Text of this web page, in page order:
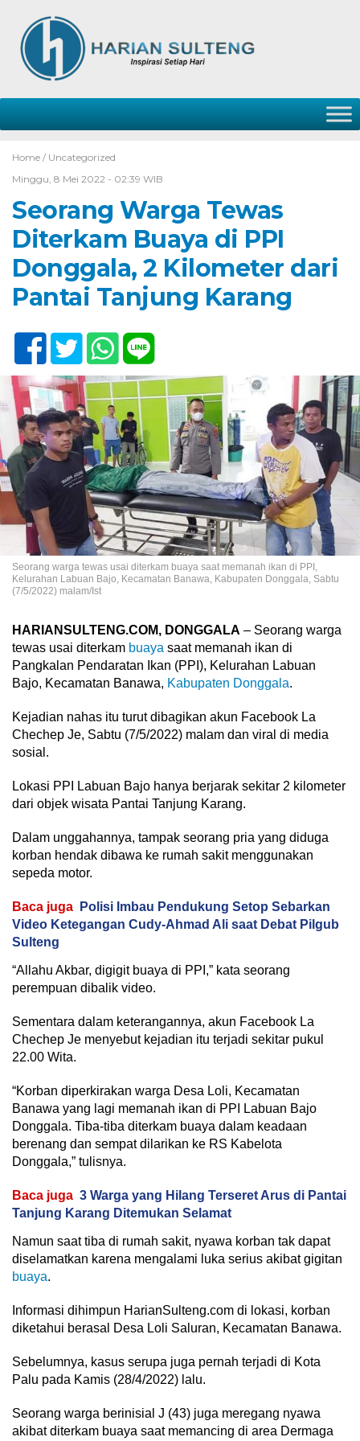
Home / Uncategorized
Minggu, 8 Mei 2022 - 02:39 WIB
Seorang Warga Tewas
Diterkam Buaya di PPI
Donggala, 2 Kilometer dari
Pantai Tanjung Karang
Seorang warga tewas usai diterkam buaya saat memanah ikan di PPI,
Kelurahan Labuan Bajo, Kecamatan Banawa, Kabupaten Donggala, Sabtu
(7/5/2022) malam/Ist
HARIANSULTENG.COM, DONGGALA – Seorang warga
tewas usai diterkam buaya saat memanah ikan di
Pangkalan Pendaratan Ikan (PPI), Kelurahan Labuan
Bajo, Kecamatan Banawa, Kabupaten Donggala.
Kejadian nahas itu turut dibagikan akun Facebook La
Chechep Je, Sabtu (7/5/2022) malam dan viral di media
sosial.
Lokasi PPI Labuan Bajo hanya berjarak sekitar 2 kilometer
dari objek wisata Pantai Tanjung Karang.
Dalam unggahannya, tampak seorang pria yang diduga
korban hendak dibawa ke rumah sakit menggunakan
sepeda motor.
Baca juga
Polisi Imbau Pendukung Setop Sebarkan
Video Ketegangan Cudy-Ahmad Ali saat Debat Pilgub
Sulteng
“Allahu Akbar, digigit buaya di PPI,” kata seorang
perempuan dibalik video.
Sementara dalam keterangannya, akun Facebook La
Chechep Je menyebut kejadian itu terjadi sekitar pukul
22.00 Wita.
“Korban diperkirakan warga Desa Loli, Kecamatan
Banawa yang lagi memanah ikan di PPI Labuan Bajo
Donggala. Tiba-tiba diterkam buaya dalam keadaan
berenang dan sempat dilarikan ke RS Kabelota
Donggala,” tulisnya.
Baca juga 3 Warga yang Hilang Terseret Arus di Pantai
Tanjung Karang Ditemukan Selamat
Namun saat tiba di rumah sakit, nyawa korban tak dapat
diselamatkan karena mengalami luka serius akibat gigitan
buaya.
Informasi dihimpun HarianSulteng.com di lokasi, korban
diketahui berasal Desa Loli Saluran, Kecamatan Banawa.
Sebelumnya, kasus serupa juga pernah terjadi di Kota
Palu pada Kamis (28/4/2022) lalu.
Seorang warga berinisial J (43) juga meregang nyawa
akibat diterkam buaya saat memancing di area Dermaga